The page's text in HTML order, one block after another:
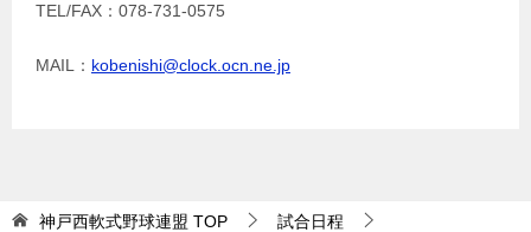
TEL/FAX：078-731-0575
MAIL： kobenishi@clock.ocn.ne.jp
神戸西軟式野球連盟 TOP
試合日程